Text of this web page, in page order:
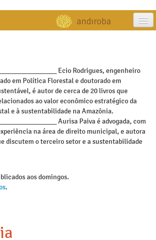
Ecio Rodrigues, engenheiro
em Política Florestal e doutorado em
é autor de cerca de 20 livros que
ao valor econômico estratégico da
e à sustentabilidade na Amazônia.
Aurisa Paiva é advogada, com
na área de direito municipal, e autora
discutem o terceiro setor e a sustentabilidade
aos domingos.
.